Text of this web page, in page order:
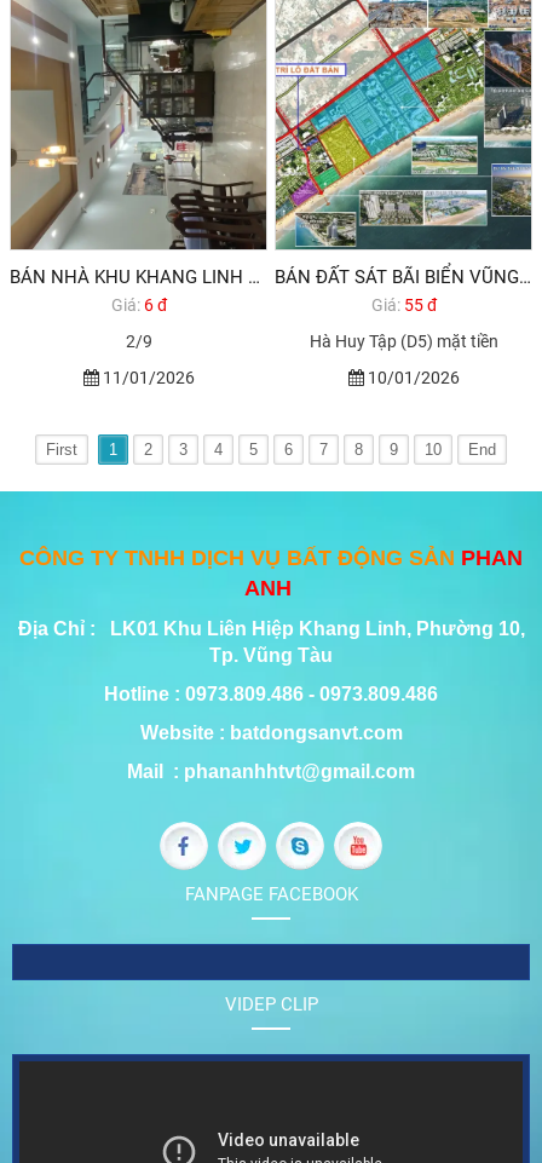
BÁN NHÀ KHU KHANG LINH PHƯỜNG 10 VŨNG TÀU . NHÀ ĐẸP 3 TẦNG ĐƯỜNG 20M
Giá: 6 đ
2/9
11/01/2026
BÁN ĐẤT SÁT BÃI BIỂN VŨNG TÀU VỊ TRÍ VÀNG 32TR/M2
Giá: 55 đ
Hà Huy Tập (D5) mặt tiền
10/01/2026
First 1 2 3 4 5 6 7 8 9 10 End
CÔNG TY TNHH DỊCH VỤ BẤT ĐỘNG SẢN PHAN
ANH
Địa Chỉ : LK01 Khu Liên Hiệp Khang Linh, Phường 10,
Tp. Vũng Tàu
Hotline : 0973.809.486 - 0973.809.486
Website : batdongsanvt.com
Mail : phananhhtvt@gmail.com
FANPAGE FACEBOOK
VIDEP CLIP